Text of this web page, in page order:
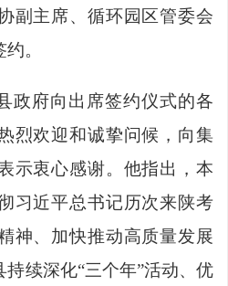
副主席、循环园区管委会
。
政府向出席签约仪式的各
烈欢迎和诚挚问候，向集
示衷心感谢。他指出，本
习近平总书记历次来陕考
神、加快推动高质量发展
续深化“三个年”活动、优